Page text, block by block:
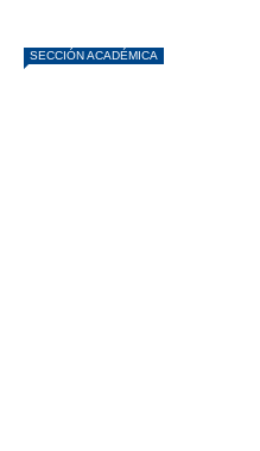
SECCIÓN ACADÉMICA